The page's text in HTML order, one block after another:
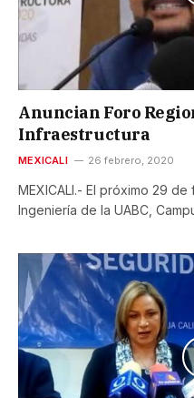
Anuncian Foro
Infraestructura
MEXICALI 26 febrero, 2020
MEXICALI.- El próximo 29
Ingeniería de la UABC,